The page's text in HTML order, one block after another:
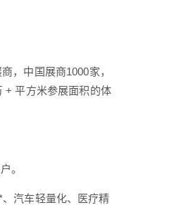
，中国展商1000家，
+ 平方米参展面积的体
。
汽车轻量化、医疗精